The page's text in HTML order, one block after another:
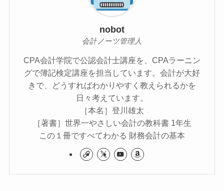
nobot
会計ノーツ管理人
CPA会計学院で公認会計士講座を、CPAラーニン
グで簿記検定講座を担当しています。会計が大好
きで、どうすればわかりやすく教えられるかを
日々考えています。
［本名］登川雄太
［著書］世界一やさしい会計の教科書 1年生
この１冊ですべてわかる 財務会計の基本